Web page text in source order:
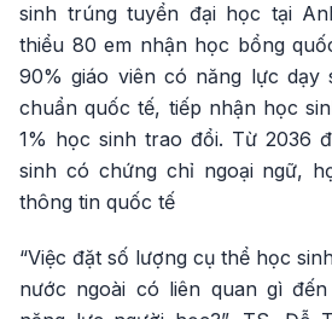
sinh trúng tuyển đại học tại
thiểu 80 em nhận học bổng
90% giáo viên có năng lực dạy
chuẩn quốc tế, tiếp nhận học
1% học sinh trao đổi. Từ 2036
sinh có chứng chỉ ngoại ngữ,
thông tin quốc tế
“Việc đặt số lượng cụ thể học
nước ngoài có liên quan gì